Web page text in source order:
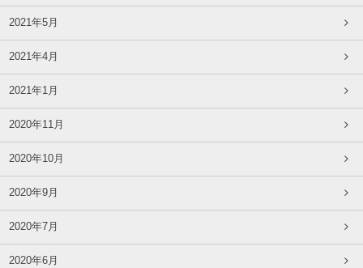
2021年5月
2021年4月
2021年1月
2020年11月
2020年10月
2020年9月
2020年7月
2020年6月